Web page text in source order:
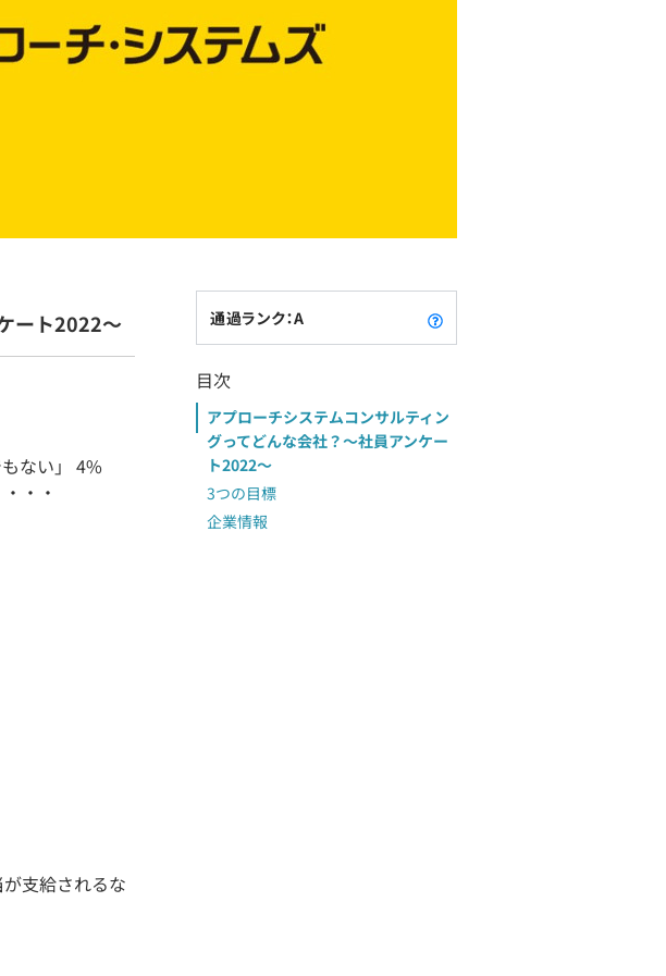
ート2022〜
ない」 4%
・・
支給されるな
通過ランク：A
目次
アプローチシステムコンサルティン
グってどんな会社？〜社員アンケー
ト2022〜
3つの目標
企業情報